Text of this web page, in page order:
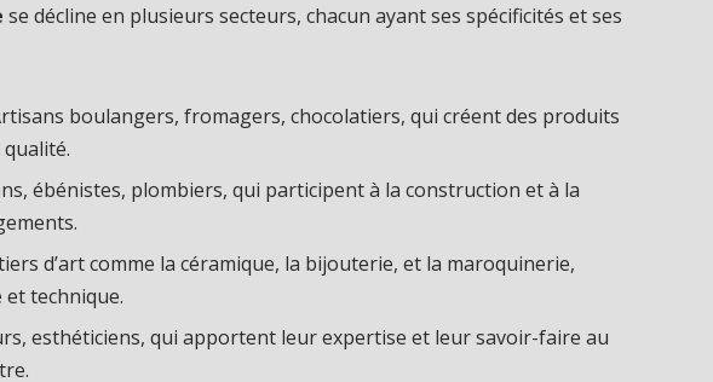
se décline en plusieurs secteurs, chacun ayant ses spécificités et ses
boulangers, fromagers, chocolatiers, qui créent des produits
ébénistes, plombiers, qui participent à la construction et à la
d’art comme la céramique, la bijouterie, et la maroquinerie,
technique.
esthéticiens, qui apportent leur expertise et leur savoir-faire au